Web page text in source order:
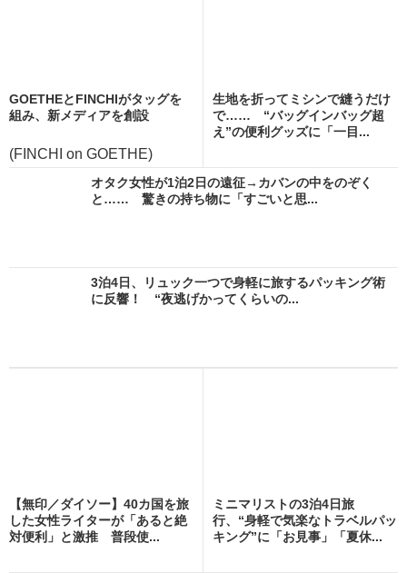
GOETHEとFINCHIがタッグを
組み、新メディアを創設
(FINCHI on GOETHE)
生地を折ってミシンで縫うだけ
で…… “バッグインバッグ超
え”の便利グッズに「一目...
オタク女性が1泊2日の遠征→カバンの中をのぞく
と…… 驚きの持ち物に「すごいと思...
3泊4日、リュック一つで身軽に旅するパッキング術
に反響！ “夜逃げかってくらいの...
【無印／ダイソー】40カ国を旅
した女性ライターが「あると絶
対便利」と激推 普段使...
ミニマリストの3泊4日旅
行、“身軽で気楽なトラベルパッ
キング”に「お見事」「夏休...